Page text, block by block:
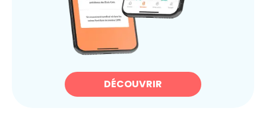
DÉCOUVRIR